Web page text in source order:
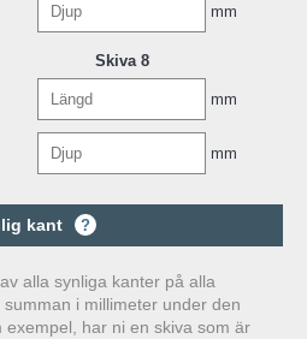
mm
Skiva 8
mm
mm
kant ?
alla synliga kanter på alla
i millimeter under den
exempel, har ni en skiva som är